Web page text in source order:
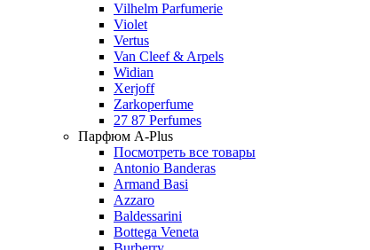
Vilhelm Parfumerie
Violet
Vertus
Van Cleef & Arpels
Widian
Xerjoff
Zarkoperfume
27 87 Perfumes
Парфюм A-Plus
Посмотреть все товары
Antonio Banderas
Armand Basi
Azzaro
Baldessarini
Bottega Veneta